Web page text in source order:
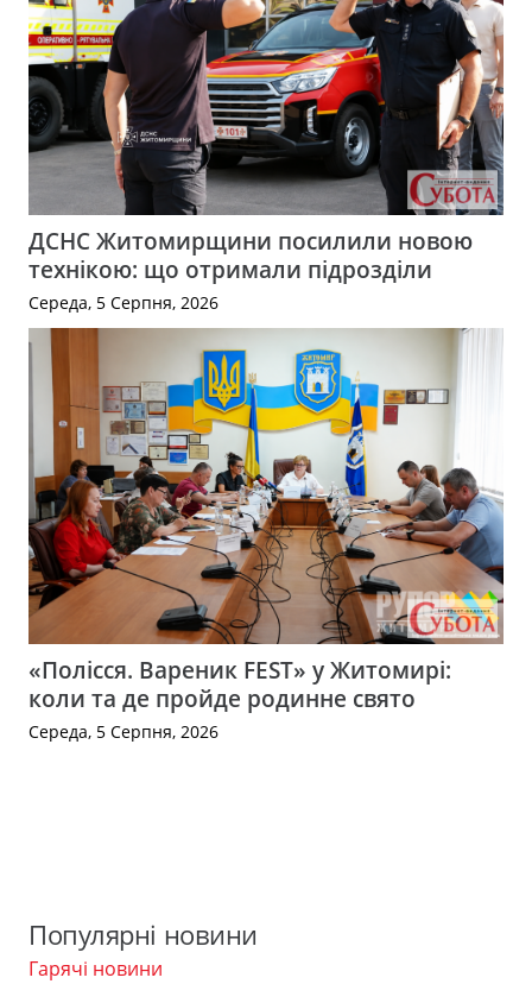
ДСНС Житомирщини посилили новою
технікою: що отримали підрозділи
Середа, 5 Серпня, 2026
«Полісся. Вареник FEST» у Житомирі:
коли та де пройде родинне свято
Середа, 5 Серпня, 2026
Популярні новини
Гарячі новини